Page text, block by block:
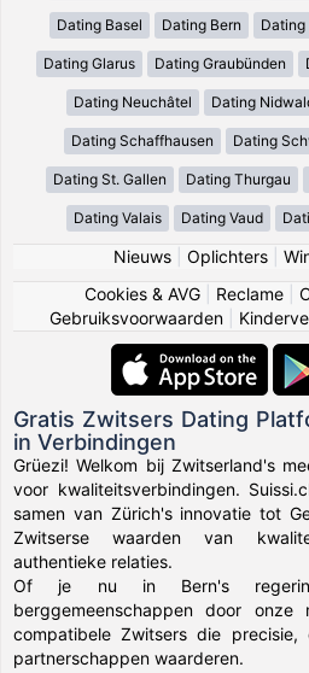
Dating Basel Dating Bern Dating
Dating Glarus Dating Graubünden
Dating Neuchâtel Dating
Dating Schaffhausen Dating
Dating St. Gallen Dating Thurgau
Dating Valais Dating Vaud
Nieuws| Oplichters|
Cookies & AVG
Reclame
Gebruiksvoorwaarden
Gratis Zwitsers Dating
in Verbindingen
Grüezi! Welkom bij Zwitserland's
voor kwaliteitsverbindingen.
samen van Zürich's innovatie tot
Zwitserse waarden van
authentieke relaties.
Of je nu in Bern's
berggemeenschappen door
compatibele Zwitsers die precisie,
partnerschappen waarderen.